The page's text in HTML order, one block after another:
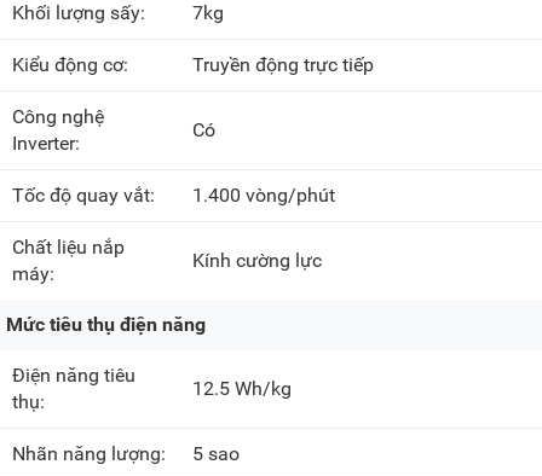
Khối lượng sấy: 7kg
Kiểu động cơ: Truyền động trực tiếp
Công nghệ
Inverter:
Có
Tốc độ quay vắt: 1.400 vòng/phút
Chất liệu nắp
máy:
Kính cường lực
Mức tiêu thụ điện năng
Điện năng tiêu
thụ:
12.5 Wh/kg
Nhãn năng lượng: 5 sao